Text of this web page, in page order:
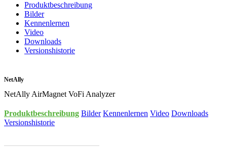
Produktbeschreibung
Bilder
Kennenlernen
Video
Downloads
Versionshistorie
NetAlly
NetAlly AirMagnet VoFi Analyzer
Produktbeschreibung Bilder Kennenlernen Video Downloads
Versionshistorie